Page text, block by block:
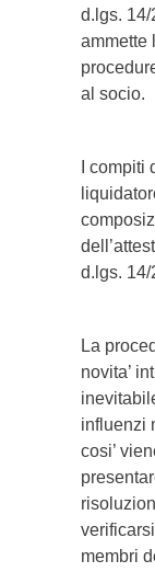
d.lgs.
ammette
al socio.
I
d.lgs. 14/
La
novita’
influenzi
cosi’
membri